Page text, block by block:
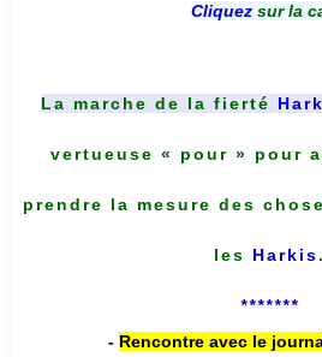
Cliquez sur la
La marche de la fierté
vertueuse « pour » pour
prendre la mesure des
les Harkis.
*******
- Rencontre avec le